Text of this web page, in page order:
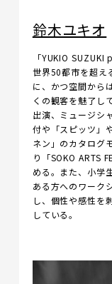
鈴木ユキオ
「YUKIO
世界50都市を超え
に、かつ空間から
くの観客を魅了し
出演、ミュージシ
付や「スピッツ」
ネン」のカタログ
り「SOKO ARTS
める。また、小学
ある方へのワーク
し、個性や感性を
している。